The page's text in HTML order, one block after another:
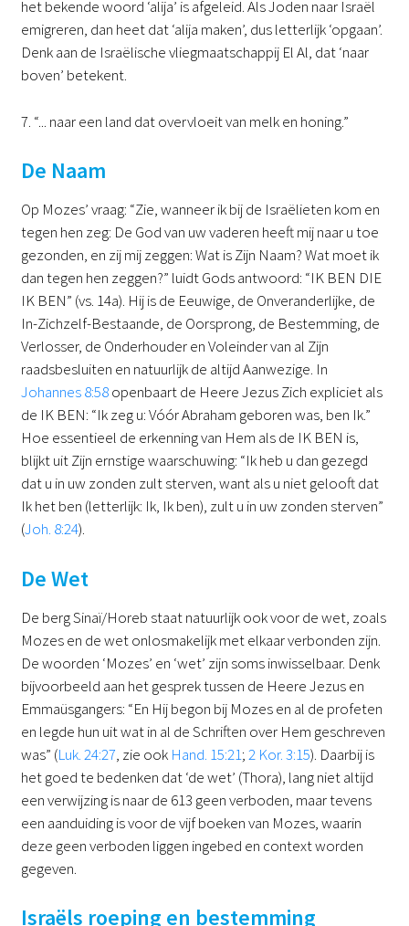
het bekende woord ‘alija’ is afgeleid. Als Joden naar Israël
emigreren, dan heet dat ‘alija maken’, dus letterlijk ‘opgaan’.
Denk aan de Israëlische vliegmaatschappij El Al, dat ‘naar
boven’ betekent.
7. “... naar een land dat overvloeit van melk en honing.”
De Naam
Op Mozes’ vraag: “Zie, wanneer ik bij de Israëlieten kom en
tegen hen zeg: De God van uw vaderen heeft mij naar u toe
gezonden, en zij mij zeggen: Wat is Zijn Naam? Wat moet ik
dan tegen hen zeggen?” luidt Gods antwoord: “IK BEN DIE
IK BEN” (vs. 14a). Hij is de Eeuwige, de Onveranderlijke, de
In-Zichzelf-Bestaande, de Oorsprong, de Bestemming, de
Verlosser, de Onderhouder en Voleinder van al Zijn
raadsbesluiten en natuurlijk de altijd Aanwezige. In
Johannes 8:58openbaart de Heere Jezus Zich expliciet als
de IK BEN: “Ik zeg u: Vóór Abraham geboren was, ben Ik.”
Hoe essentieel de erkenning van Hem als de IK BEN is,
blijkt uit Zijn ernstige waarschuwing: “Ik heb u dan gezegd
dat u in uw zonden zult sterven, want als u niet gelooft dat
Ik het ben (letterlijk: Ik, Ik ben), zult u in uw zonden sterven”
(Joh. 8:24).
De Wet
De berg Sinaï/Horeb staat natuurlijk ook voor de wet, zoals
Mozes en de wet onlosmakelijk met elkaar verbonden zijn.
De woorden ‘Mozes’ en ‘wet’ zijn soms inwisselbaar. Denk
bijvoorbeeld aan het gesprek tussen de Heere Jezus en
Emmaüsgangers: “En Hij begon bij Mozes en al de profeten
en legde hun uit wat in al de Schriften over Hem geschreven
was” (Luk. 24:27, zie ook Hand. 15:21;2 Kor. 3:15). Daarbij is
het goed te bedenken dat ‘de wet’ (Thora), lang niet altijd
een verwijzing is naar de 613 geen verboden, maar tevens
een aanduiding is voor de vijf boeken van Mozes, waarin
deze geen verboden liggen ingebed en context worden
gegeven.
Israëls roeping en bestemming